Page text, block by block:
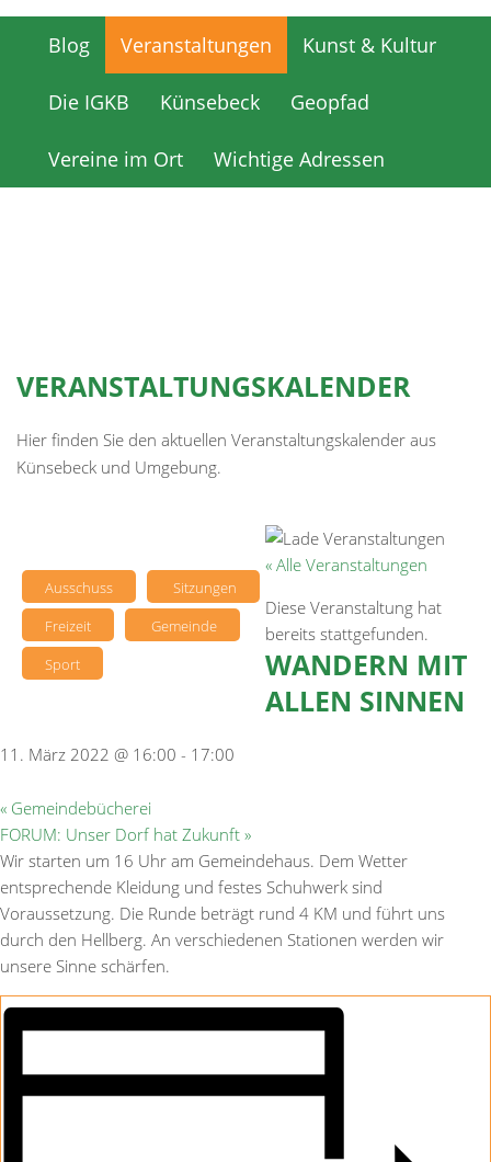
Blog Veranstaltungen Kunst & Kultur
Die IGKB Künsebeck Geopfad
Vereine im Ort Wichtige Adressen
VERANSTALTUNGSKALENDER
Hier finden Sie den aktuellen Veranstaltungskalender aus
Künsebeck und Umgebung.
Ausschuss
Sitzungen
Freizeit
Gemeinde
Sport
« Alle Veranstaltungen
Diese Veranstaltung hat
bereits stattgefunden.
WANDERN MIT
ALLEN SINNEN
11. März 2022 @ 16:00 - 17:00
« Gemeindebücherei
FORUM: Unser Dorf hat Zukunft »
Wir starten um 16 Uhr am Gemeindehaus. Dem Wetter
entsprechende Kleidung und festes Schuhwerk sind
Voraussetzung. Die Runde beträgt rund 4 KM und führt uns
durch den Hellberg. An verschiedenen Stationen werden wir
unsere Sinne schärfen.